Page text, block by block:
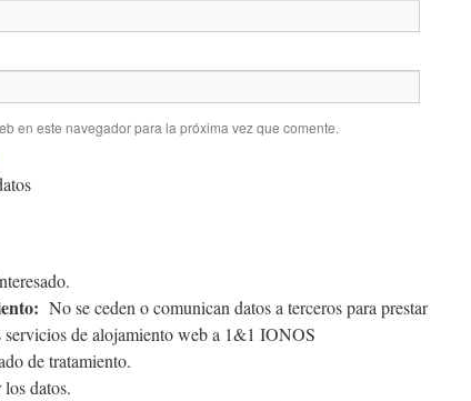
en este navegador para la próxima vez que comente.
No se ceden o comunican datos a terceros para prestar
de alojamiento web a 1&1 IONOS
de tratamiento.
datos.